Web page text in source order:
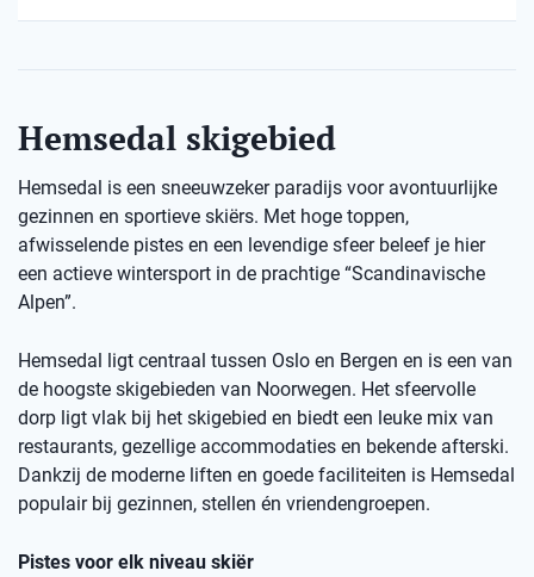
Hemsedal skigebied
Hemsedal is een sneeuwzeker paradijs voor avontuurlijke
gezinnen en sportieve skiërs. Met hoge toppen,
afwisselende pistes en een levendige sfeer beleef je hier
een actieve wintersport in de prachtige “Scandinavische
Alpen”.
Hemsedal ligt centraal tussen Oslo en Bergen en is een van
de hoogste skigebieden van Noorwegen. Het sfeervolle
dorp ligt vlak bij het skigebied en biedt een leuke mix van
restaurants, gezellige accommodaties en bekende afterski.
Dankzij de moderne liften en goede faciliteiten is Hemsedal
populair bij gezinnen, stellen én vriendengroepen.
Pistes voor elk niveau skiër